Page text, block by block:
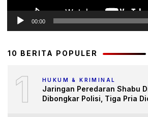
00:00
10 BERITA POPULER
1 HUKUM & KRIMINAL
Jaringan Peredaran Shabu
Dibongkar Polisi, Tiga Pria